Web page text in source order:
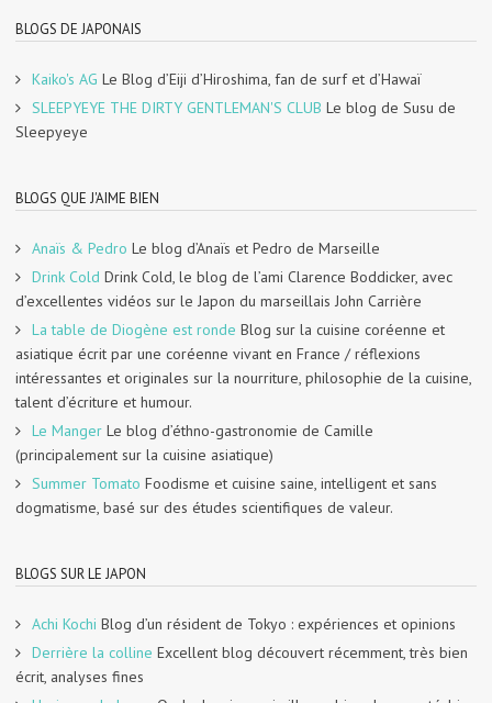
BLOGS DE JAPONAIS
Kaiko's AG Le Blog d’Eiji d’Hiroshima, fan de surf et d’Hawaï
SLEEPYEYE THE DIRTY GENTLEMAN'S CLUB Le blog de Susu de
Sleepyeye
BLOGS QUE J'AIME BIEN
Anaïs & Pedro Le blog d’Anaïs et Pedro de Marseille
Drink Cold Drink Cold, le blog de l’ami Clarence Boddicker, avec
d’excellentes vidéos sur le Japon du marseillais John Carrière
La table de Diogène est ronde Blog sur la cuisine coréenne et
asiatique écrit par une coréenne vivant en France / réflexions
intéressantes et originales sur la nourriture, philosophie de la cuisine,
talent d’écriture et humour.
Le Manger Le blog d’éthno-gastronomie de Camille
(principalement sur la cuisine asiatique)
Summer Tomato Foodisme et cuisine saine, intelligent et sans
dogmatisme, basé sur des études scientifiques de valeur.
BLOGS SUR LE JAPON
Achi Kochi Blog d’un résident de Tokyo : expériences et opinions
Derrière la colline Excellent blog découvert récemment, très bien
écrit, analyses fines